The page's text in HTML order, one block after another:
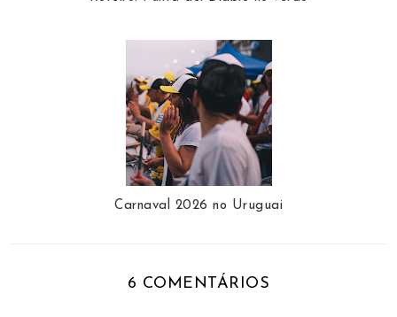
Carnaval 2026 no Uruguai
6 COMENTÁRIOS